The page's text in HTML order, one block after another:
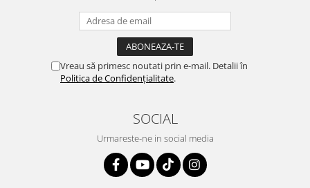
Vreau să primesc noutati prin e-mail. Detalii în
Politica de Confidențialitate.
SOCIAL
Urmareste-ne in social media